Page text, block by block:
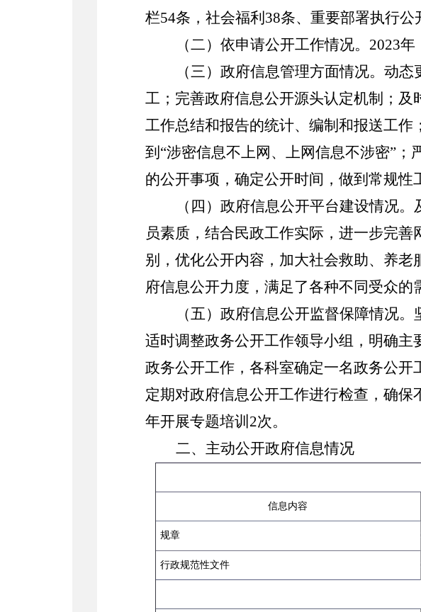
栏54条，社会福利38条、重要部署执行公
（二）依申请公开工作情况。 2023
（三）政府信息管理方面情况。 动态
工；完善政府信息公开源头认定机制； 及
工作总结和报告的统计、编制和报送工作；
到 “涉密信息不上网、上网信息不涉密”；
的公开事项，确定公开时间，做到常规性
（ 四 ） 政府信息公开平台建设情况。
员素质， 结合民政工作实际，进一步完
别，优化公开内容，加大社会救助、养
府信息公开力度，满足了各种不同受众的
（五）政府信息公开监督保障情况。
适时调整政务公开工作领导小组，明确主
政务公开工作，各科室确定一名政务公开
定期对政府信息公开工作进行检查，确保
年开展专题培训2次。
二、主动公开政府信息情况
信息内容
规章
行政规范性文件